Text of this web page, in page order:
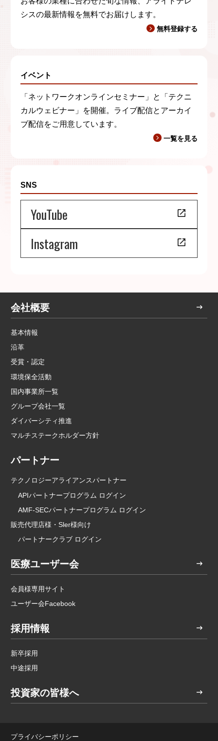
シスの最新情報を無料でお届けします。
無料登録する
イベント
「ネットワークオンラインセミナー」と「テクニ
カルウェビナー」を開催。ライブ配信とアーカイ
ブ配信をご用意しています。
一覧を見る
SNS
YouTube
Instagram
会社概要
基本情報
沿革
受賞・認定
環境保全活動
国内事業所一覧
グループ会社一覧
ダイバーシティ推進
マルチステークホルダー方針
パートナー
テクノロジーアライアンスパートナー
APIパートナープログラム ログイン
AMF-SECパートナープログラム ログイン
販売代理店様・Sler様向け
パートナークラブ ログイン
医療ユーザー会
会員様専用サイト
ユーザー会Facebook
採用情報
新卒採用
中途採用
投資家の皆様へ
プライバシーポリシー